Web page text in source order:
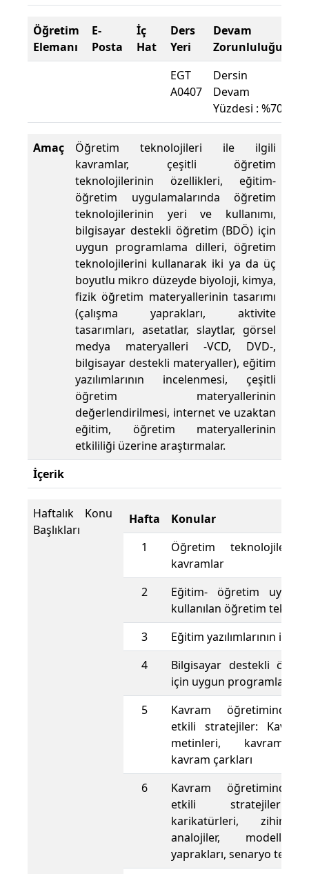
Öğretim
Elemanı
E-
Posta
İç
Hat
Ders
Yeri
Devam
Zorunluluğu
EGT
A0407
Dersin
Devam
Yüzdesi : %70
Amaç
Öğretim teknolojileri ile ilgili
kavramlar, çeşitli öğretim
teknolojilerinin özellikleri, eğitim-
öğretim uygulamalarında öğretim
teknolojilerinin yeri ve kullanımı,
bilgisayar destekli öğretim (BDÖ) için
uygun programlama dilleri, öğretim
teknolojilerini kullanarak iki ya da üç
boyutlu mikro düzeyde biyoloji, kimya,
fizik öğretim materyallerinin tasarımı
(çalışma yaprakları, aktivite
tasarımları, asetatlar, slaytlar, görsel
medya materyalleri -VCD, DVD-,
bilgisayar destekli materyaller), eğitim
yazılımlarının incelenmesi, çeşitli
öğretim materyallerinin
değerlendirilmesi, internet ve uzaktan
eğitim, öğretim materyallerinin
etkililiği üzerine araştırmalar.
İçerik
Haftalık Konu
Başlıkları
Hafta
Konular
1
Öğretim
kavramlar
2
Eğitim- öğretim
kullanılan öğretim
3
Eğitim yazılımlarının
4
Bilgisayar destekli
için uygun programlama
5
Kavram öğretiminde
etkili stratejiler:
metinleri, kavram
kavram çarkları
6
Kavram öğretiminde
etkili stratejiler:
karikatürleri, zihin
analojiler, modeller,
yaprakları, senaryo